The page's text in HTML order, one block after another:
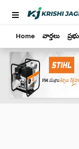
Home వార్తలు